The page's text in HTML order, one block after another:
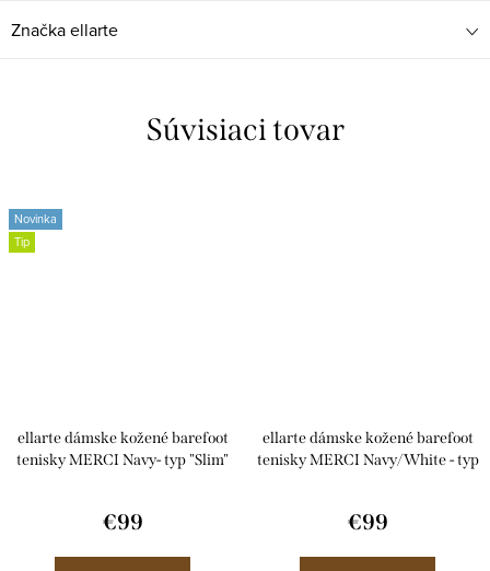
Značkaellarte
Súvisiaci tovar
Novinka
Tip
ellarte dámske kožené barefoot
tenisky MERCI Navy- typ "Slim"
€99
ellarte dámske kožené barefoot
tenisky MERCI Navy/White - typ
€99